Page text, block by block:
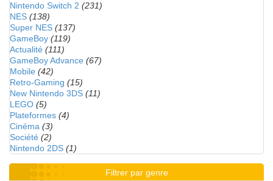
Nintendo Switch 2 (231)
NES (138)
Super NES (137)
GameBoy (119)
Actualité (111)
GameBoy Advance (67)
Mobile (42)
Retro-Gaming (15)
New Nintendo 3DS (11)
LEGO (5)
Plateformes (4)
Cinéma (3)
Société (2)
Nintendo 2DS (1)
Filtrer par genre